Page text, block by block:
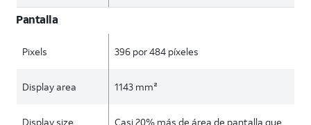
Pantalla
Pixels 396 por 484 píxeles
Display area 1143 mm²
Display size Casi 20% más de área de pantalla que